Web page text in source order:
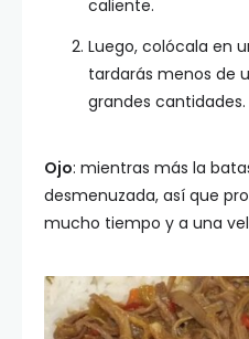
caliente.
Luego, colócala en
tardarás menos de
grandes cantidades.
Ojo: mientras más la
desmenuzada, así que
mucho tiempo y a una